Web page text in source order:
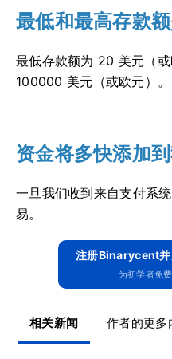
最低和最高存款
最低存款额为 20 美元（
100000 美元（或欧元）。
资金将多快添加
一旦我们收到来自支付系
易。
注册Binarycent
为初学者免
相关新闻 作者的更多